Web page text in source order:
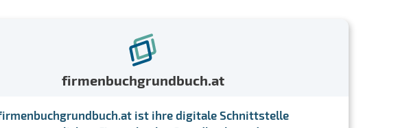
firmenbuchgrundbuch.at
ist ihre digitale Schnittstelle